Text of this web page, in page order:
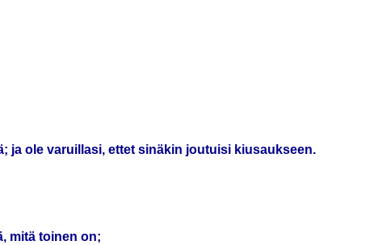
ja ole varuillasi, ettet sinäkin joutuisi kiusaukseen.
mitä toinen on;